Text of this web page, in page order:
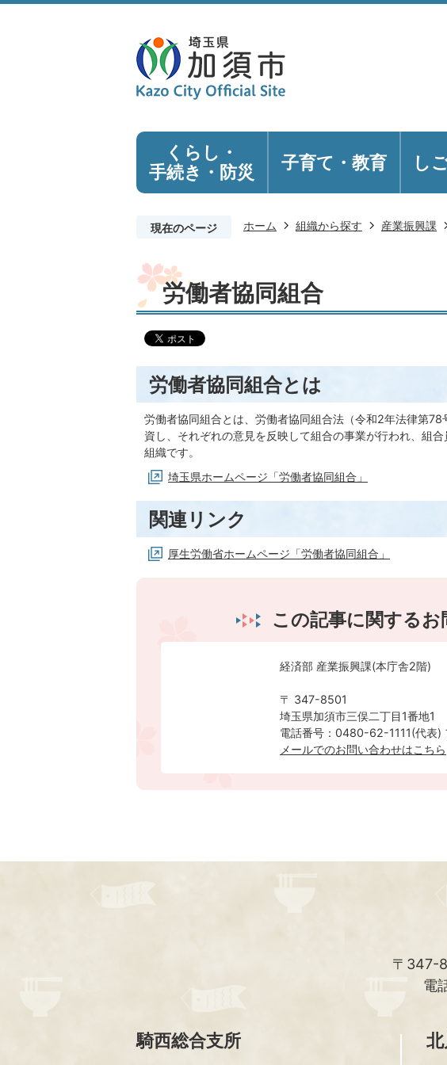
くらし・
手続き ・防災 子育て・教育 し
現在のページ ホーム 組織から探す 産業振興課
労働者協同組合
労働者協同組合とは
労働者協同組合とは、労働者協同組合法（令和2年法律第
資し、それぞれの意見を反映して組合の事業が行われ、組
組織です。
埼玉県ホームページ「労働者協同組合」
関連リンク
厚生労働省ホームページ「労働者協同組合」
この記事に関する
経済部 産業振興課(本庁舎2階)
〒 347-8501
埼玉県加須市三俣二丁目1番地1
電話番号：0480-62-1111(代表
メールでのお問い合わせはこちら
〒347-
電
騎西総合支所